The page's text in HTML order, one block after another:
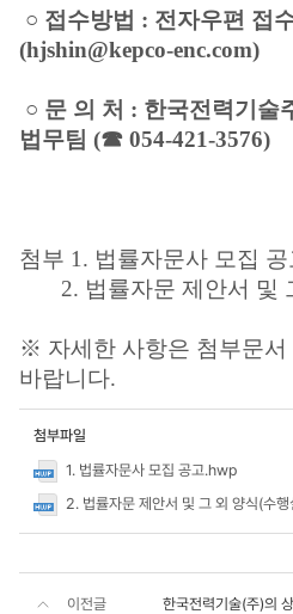
○ 접수방법 : 전자우편 접
(hjshin@kepco-enc.com)
○ 문 의 처 : 한국전력기술
법무팀 (☎ 054-421-3576)
첨부 1. 법률자문사 모집 공
2. 법률자문 제안서 및
※ 자세한 사항은 첨부문서
바랍니다.
첨부파일
1. 법률자문사 모집 공고.hwp
2. 법률자문 제안서 및 그 외 양식(수행실적증명서, 청렴서약
이전글 한국전력기술(주)의